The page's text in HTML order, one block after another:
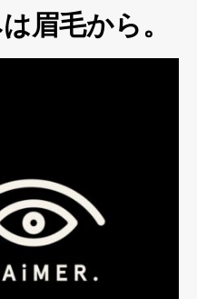
眉毛から。